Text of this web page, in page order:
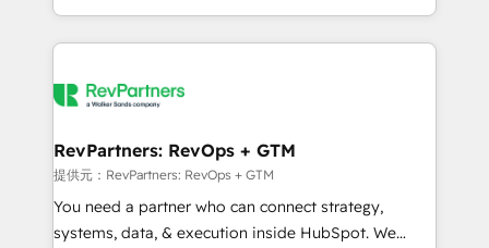
revenue maturity model - delivering the right
grows.
and 370+ specialists across EMEA, APAC and NAM,
we de-risk complex CRM programmes and
multi-region migrations to AI-powered automation,
scale. 🏆 HubSpot’s CEO called us “the partner of the
future.” Others agree it is proof of trust built through
measurable impact.
RevPartners: RevOps + GTM
提供元：RevPartners: RevOps + GTM
You need a partner who can connect strategy,
systems, data, & execution inside HubSpot. We